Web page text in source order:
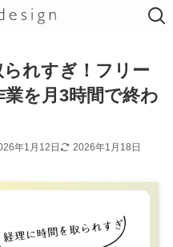
れすぎ！フリー
を月3時間で終わ
年1月12日 2026年1月18日